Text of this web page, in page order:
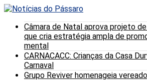
Câmara de Natal aprova projeto
que cria estratégia ampla de
mental
CARNACACC: Crianças da Casa
Carnaval
Grupo Reviver homenageia